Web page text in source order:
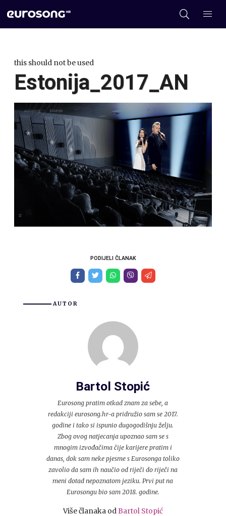
this should not be used
Estonija_2017_AN
PODIJELI ČLANAK
AUTOR
Bartol Stopić
Eurosong pratim otkad znam za sebe, a
redakciji eurosong.hr-a pridružio sam se 2017.
godine i tako si ispunio dugogodišnju želju.
Zbog ovog natjecanja upoznao sam se s
mnogim izvođačima čije karijere pratim i
danas, dok sam neke pjesme s Eurosonga toliko
zavolio da sam ih naučio od riječi do riječi na
meni dotad nepoznatom jeziku. Prvi put na
Eurosongu bio sam 2018. godine.
Više članaka odBartol Stopić